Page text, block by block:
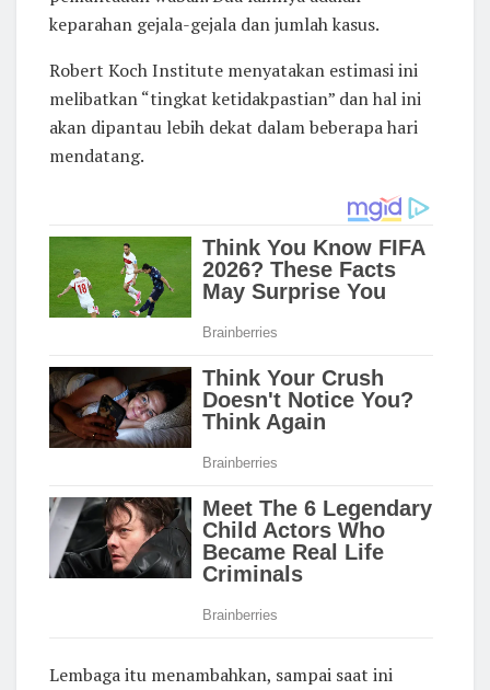
keparahan gejala-gejala dan jumlah kasus.
Robert Koch Institute menyatakan estimasi ini
melibatkan “tingkat ketidakpastian” dan hal ini
akan dipantau lebih dekat dalam beberapa hari
mendatang.
Lembaga itu menambahkan, sampai saat ini